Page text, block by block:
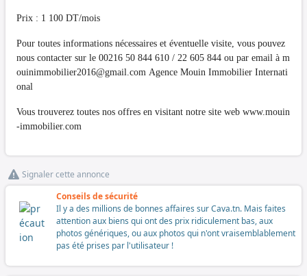
Prix : 1 100 DT/mois
Pour toutes informations nécessaires et éventuelle visite, vous pouvez
nous contacter sur le 00216 50 844 610 / 22 605 844 ou par email à m
ouinimmobilier2016@gmail.com Agence Mouin Immobilier Internati
onal
Vous trouverez toutes nos offres en visitant notre site web www.mouin
-immobilier.com
Signaler cette annonce
Conseils de sécurité
Il y a des millions de bonnes affaires sur Cava.tn. Mais faites
attention aux biens qui ont des prix ridiculement bas, aux
photos génériques, ou aux photos qui n'ont vraisemblablement
pas été prises par l'utilisateur !